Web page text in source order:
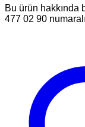
Bu ürün
477 02 90